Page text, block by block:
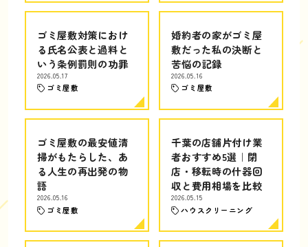
ゴミ屋敷対策におけ
る氏名公表と過料と
いう条例罰則の功罪
2026.05.17
ゴミ屋敷
婚約者の家がゴミ屋
敷だった私の決断と
苦悩の記録
2026.05.16
ゴミ屋敷
ゴミ屋敷の最安値清
掃がもたらした、あ
る人生の再出発の物
語
2026.05.16
ゴミ屋敷
千葉の店舗片付け業
者おすすめ5選｜閉
店・移転時の什器回
収と費用相場を比較
2026.05.15
ハウスクリーニング